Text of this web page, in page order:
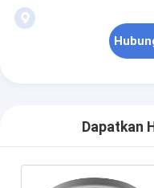
Dapatkan